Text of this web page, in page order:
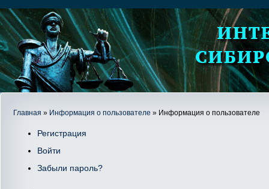
Главная » Информация о пользователе » Информация о пользователе
Регистрация
Войти
Забыли пароль?